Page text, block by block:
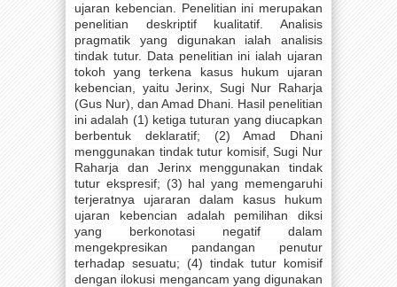
ujaran kebencian. Penelitian ini merupakan
penelitian deskriptif kualitatif. Analisis
pragmatik yang digunakan ialah analisis
tindak tutur. Data penelitian ini ialah ujaran
tokoh yang terkena kasus hukum ujaran
kebencian, yaitu Jerinx, Sugi Nur Raharja
(Gus Nur), dan Amad Dhani. Hasil penelitian
ini adalah (1) ketiga tuturan yang diucapkan
berbentuk deklaratif; (2) Amad Dhani
menggunakan tindak tutur komisif, Sugi Nur
Raharja dan Jerinx menggunakan tindak
tutur ekspresif; (3) hal yang memengaruhi
terjeratnya ujararan dalam kasus hukum
ujaran kebencian adalah pemilihan diksi
yang berkonotasi negatif dalam
mengekpresikan pandangan penutur
terhadap sesuatu; (4) tindak tutur komisif
dengan ilokusi mengancam yang digunakan